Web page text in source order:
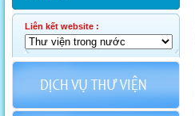
Liên kết website :